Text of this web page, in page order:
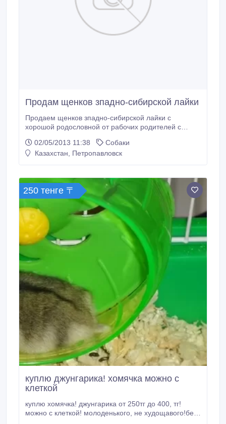
Продам щенков зпадно-сибирской лайки
Продаем щенков зпадно-сибирской лайки с
хорошой родословной от рабочих родителей с
тел. +77776556367.
02/05/2013 11:38
Собаки
Казахстан, Петропавловск
250 тенге 〒
куплю джунгарика! хомячка можно с
клеткой
куплю хомячка! джунгарика от 250тг до 400, тг!
можно с клеткой! молоденького, не худощавого!без